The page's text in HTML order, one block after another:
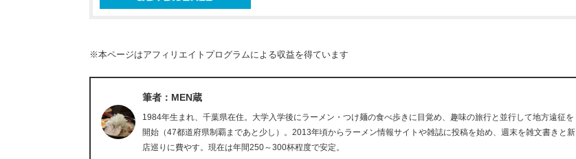
※本ページはアフィリエイトプログラムによる収益を得ています
筆者：MEN蔵
1984年生まれ、千葉県在住。大学入学後にラーメン・つけ麺の食べ歩きに目覚め、趣味の旅行と並行して地方遠征を
開始（47都道府県制覇まであと少し）。2013年頃からラーメン情報サイトや雑誌に投稿を始め、週末を雑文書きと新
店巡りに費やす。現在は年間250～300杯程度で安定。